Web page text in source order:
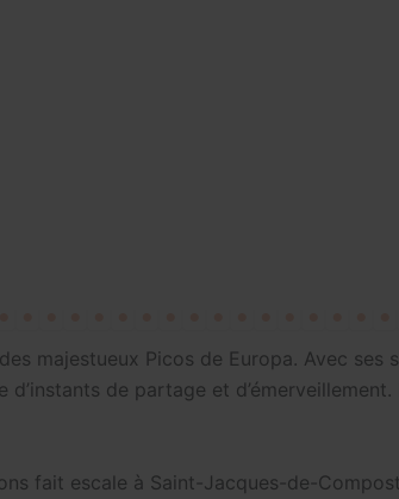
majestueux Picos de Europa. Avec
de partage et
fait escale à Saint-Jacques-de-